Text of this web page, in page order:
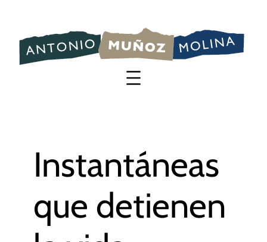
contenido
Instantáneas
que detienen